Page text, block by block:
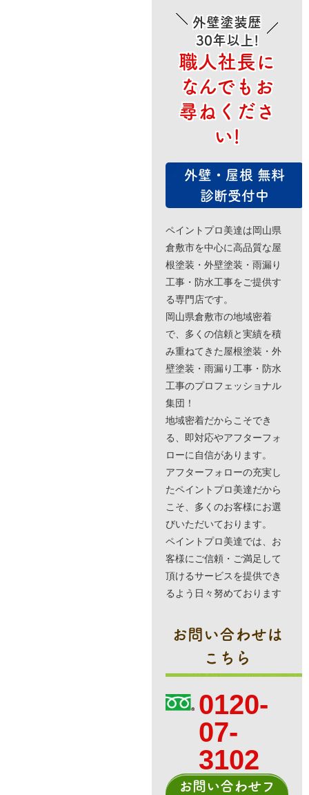
外壁塗装歴
30年以上!
職人社長に
なんでもお
尋ねくださ
い!
外壁・屋根 無料
診断受付中
ペイントプロ美達は岡山県
倉敷市を中心に高品質な屋
根塗装・外壁塗装・雨漏り
工事・防水工事をご提供す
る専門店です。
岡山県倉敷市の地域密着
で、多くの信頼と実績を積
み重ねてきた屋根塗装・外
壁塗装・雨漏り工事・防水
工事のプロフェッショナル
集団！
地域密着だからこそでき
る、即対応やアフターフォ
ローに自信があります。
アフターフォローの充実し
たペイントプロ美達だから
こそ、多くのお客様にお選
びいただいております。
ペイントプロ美達では、お
客様にご信頼・ご満足して
頂けるサービスを提供でき
るよう日々努めております
お問い合わせは
こちら
0120-
07-
3102
お問い合わせフ